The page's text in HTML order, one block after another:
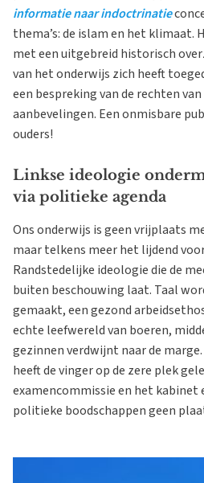
informatie naar indoctrinatie
thema’s: de islam en het
met een uitgebreid historisch
van het onderwijs zich heeft
een bespreking van de rechten
aanbevelingen. Een onmisbare
ouders!
Linkse ideologie
via politieke agenda
Ons onderwijs is geen vrijplaats
maar telkens meer het lijdend
Randstedelijke ideologie die de
buiten beschouwing laat. Taal
gemaakt, een gezond
echte leefwereld van boeren,
gezinnen verdwijnt naar de
heeft de vinger op de zere plek
examencommissie en het
politieke boodschappen geen